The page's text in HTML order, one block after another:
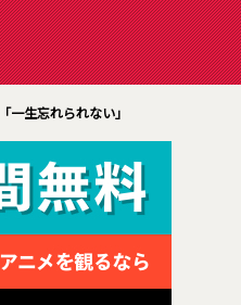
一生忘れられない」